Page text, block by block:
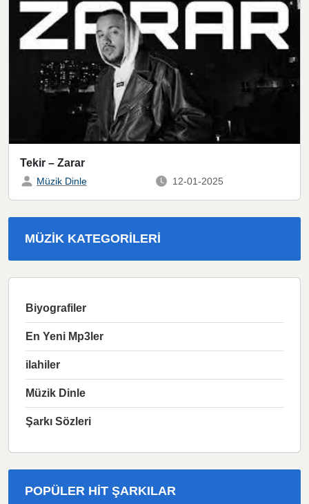
Tekir – Zarar
Müzik Dinle 12-01-2025
MÜZIK KATEGORILERI
Biyografiler
En Yeni Mp3ler
ilahiler
Müzik Dinle
Şarkı Sözleri
POPÜLER HIT ŞARKILAR